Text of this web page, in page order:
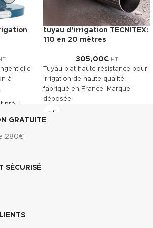
à
pré-
pose
Corps en
grande
du DN 50
tuyau d’irrigation TECNITEX:
110 en 20 mètres
305,00€ HT
Tuyau plat haute résistance pour
irrigation de haute qualité,
fabriqué en France. Marque
déposée.
Télécharger la fiche technique
(.pdf)
GRATUITE
280€
SÉCURISÉ